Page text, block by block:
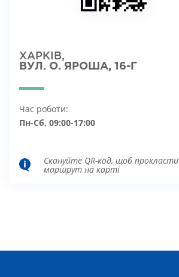
ХАРКІВ,
ВУЛ. О. ЯРОША, 16-Г
Час роботи:
Пн-Сб, 09:00-17:00
Скануйте QR-код, щоб прокласти
маршрут на карті